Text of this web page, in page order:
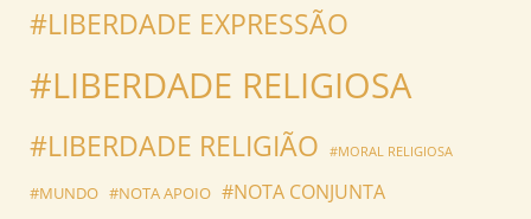
#LIBERDADE EXPRESSÃO
#LIBERDADE RELIGIOSA
#LIBERDADE RELIGIÃO #MORAL RELIGIOSA
#MUNDO #NOTA APOIO #NOTA CONJUNTA